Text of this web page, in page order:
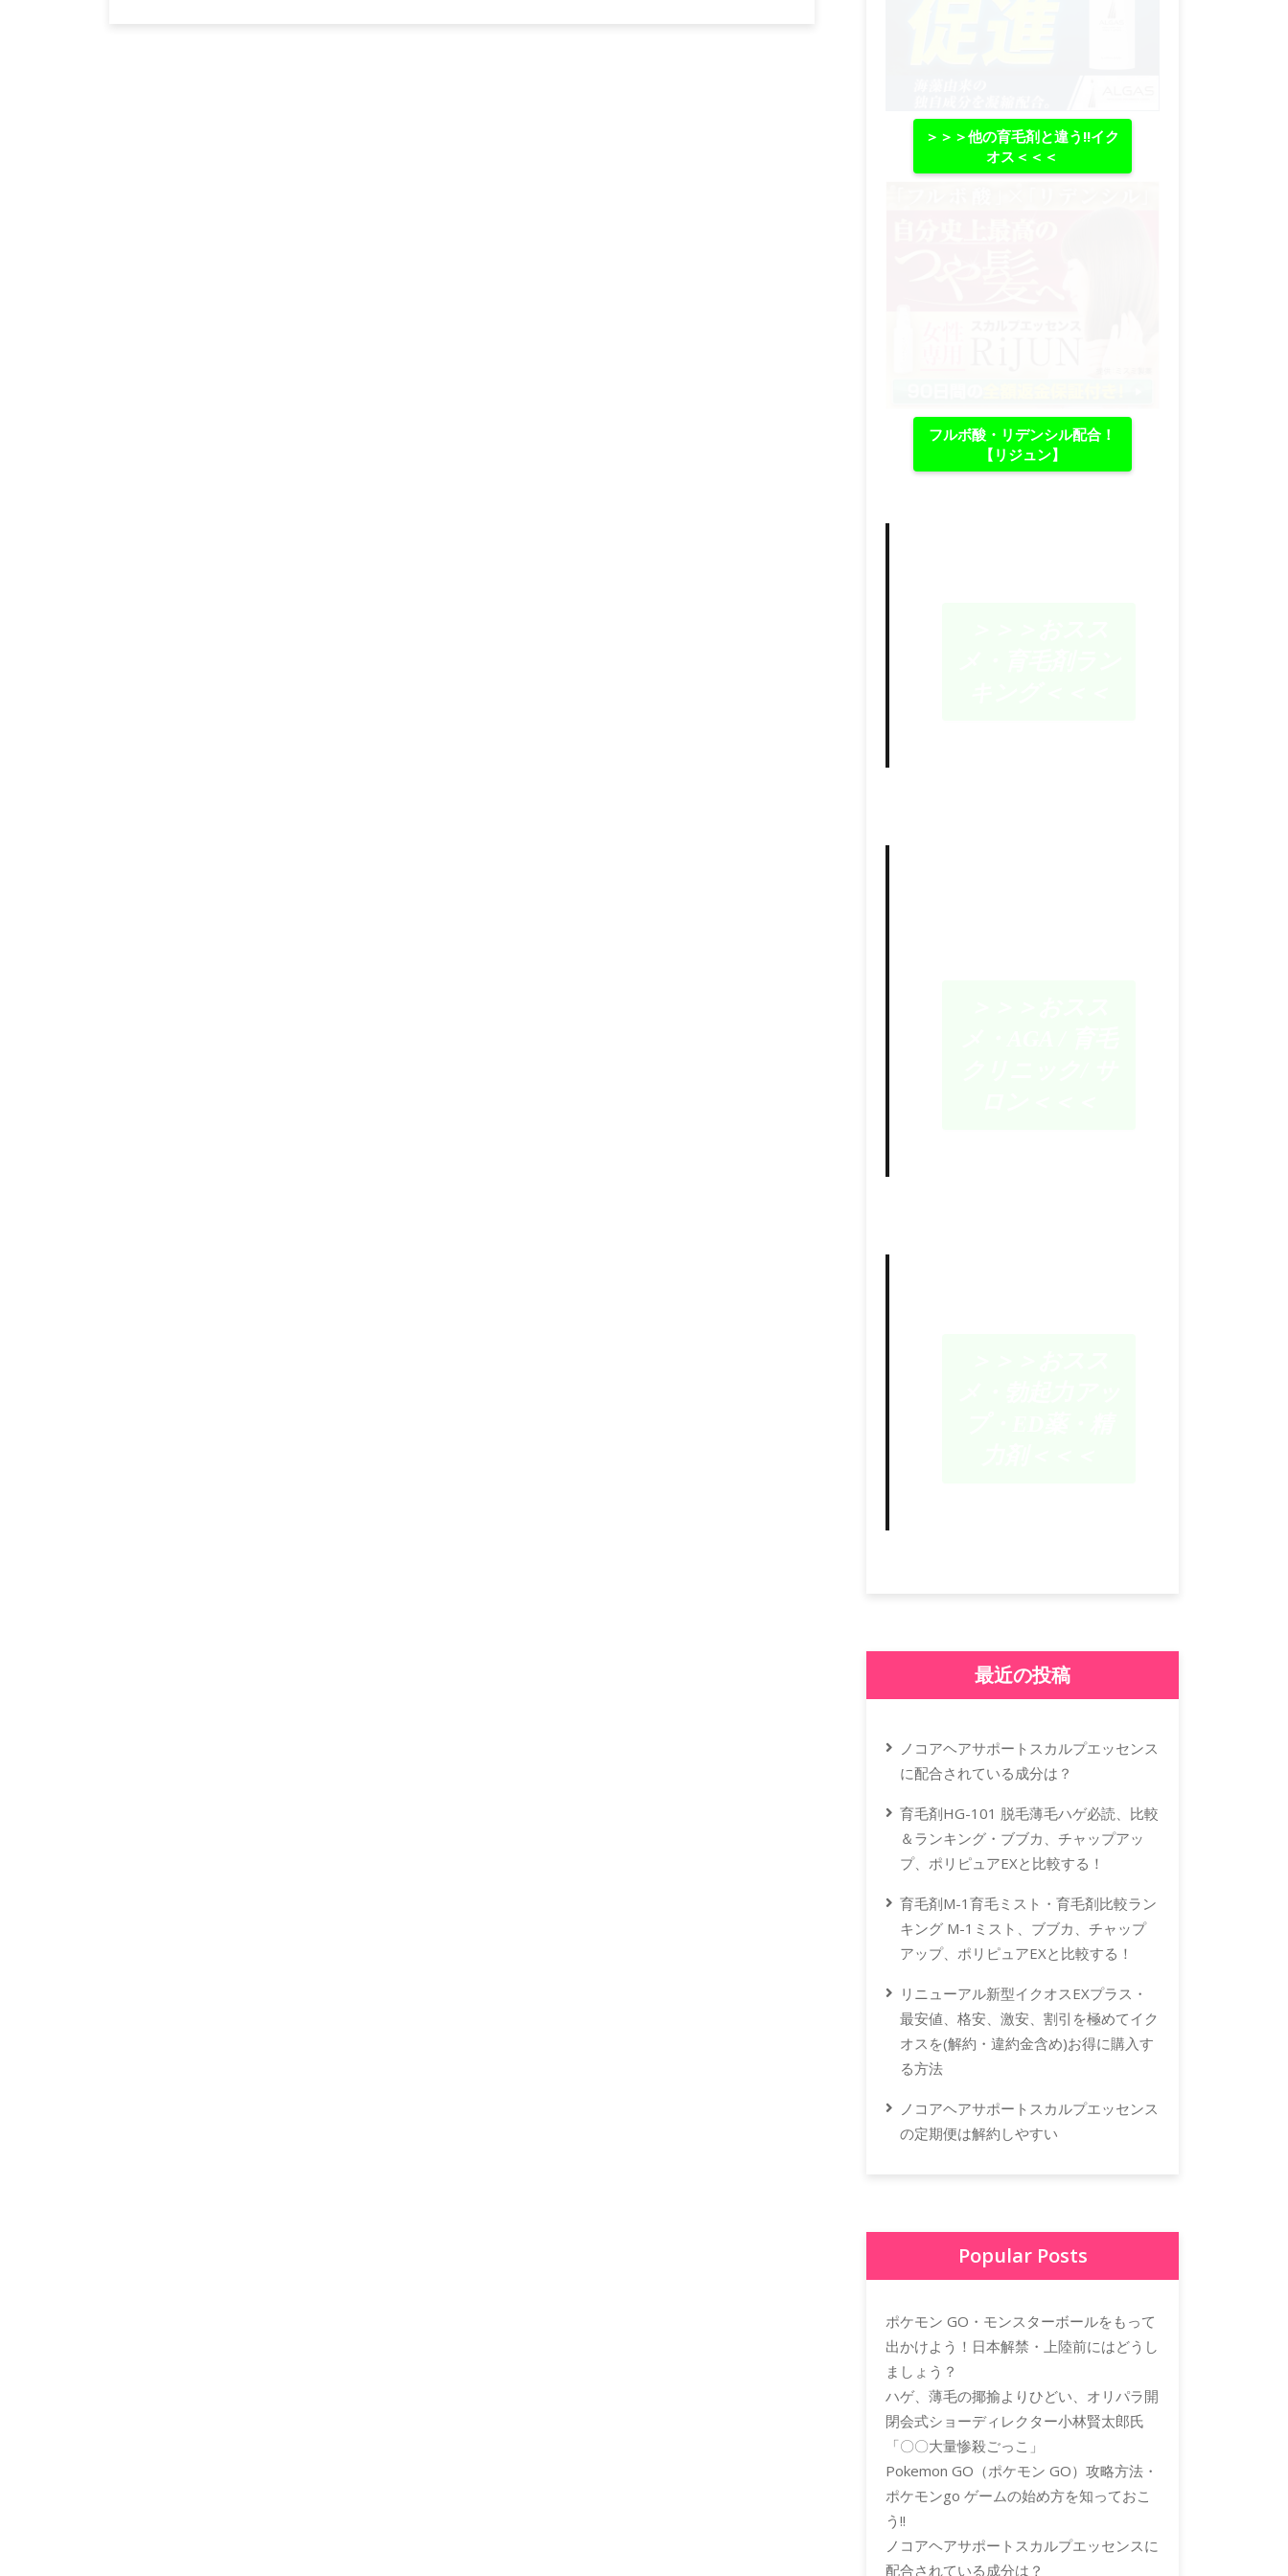
＞＞＞他の育毛剤と違う‼イク
オス＜＜＜
フルボ酸・リデンシル配合！
【リジュン】
最近の投稿
ノコアヘアサポートスカルプエッセンス
に配合されている成分は？
育毛剤HG-101 脱毛薄毛ハゲ必読、比較
＆ランキング・ブブカ、チャップアッ
プ、ポリピュアEXと比較する！
育毛剤M-1育毛ミスト・育毛剤比較ラン
キング M-1ミスト、ブブカ、チャップ
アップ、ポリピュアEXと比較する！
リニューアル新型イクオスEXプラス・
最安値、格安、激安、割引を極めてイク
オスを(解約・違約金含め)お得に購入す
る方法
ノコアヘアサポートスカルプエッセンス
の定期便は解約しやすい
Popular Posts
ポケモン GO・モンスターボールをもって
出かけよう！日本解禁・上陸前にはどうし
ましょう？
ハゲ、薄毛の揶揄よりひどい、オリパラ開
閉会式ショーディレクター小林賢太郎氏
「〇〇大量惨殺ごっこ」
Pokemon GO（ポケモン GO）攻略方法・
ポケモンgo ゲームの始め方を知っておこ
う!!
ノコアヘアサポートスカルプエッセンスに
配合されている成分は？